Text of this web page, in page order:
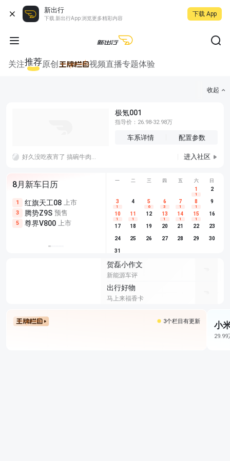
新出行
下载 新出行App 浏览更多精彩内容
下载 App
关注推荐原创 视频直播专题体验
收起
极氪001
指导价：26.98-32.98万
车系详情 配置参数
好久没吃夜宵了 搞碗牛肉面吧 饿肚子的时候好香啊啊哈哈哈哈哈哈哈哈拿！！ 进入社区
8月新车日历
1 红旗天工08 上市
3 腾势Z9S 预售
5 尊界V800 上市
尊界V680 上市
享界G9 预售
别克至境L7 预售
埃安
长城H10
深蓝S05
一 二 三 四 五 六 日
1
1
2
3
1
4 5
6
6
3
7
1
8
1
9
10
1
11
1
12 13
1
14
1
15
1
16
17 18 19 20 21 22 23
24 25 26 27 28 29 30
31
贺磊小作文
新能源车评
出行好物
马上来福香卡
3个栏目有更新 小
29.99